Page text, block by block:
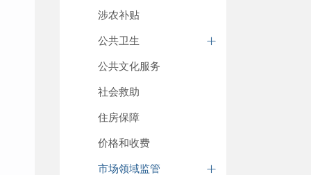
涉农补贴
公共卫生
公共文化服务
社会救助
住房保障
价格和收费
市场领域监管